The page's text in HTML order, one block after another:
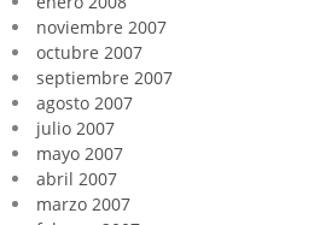
noviembre 2007
octubre 2007
septiembre 2007
agosto 2007
julio 2007
mayo 2007
abril 2007
marzo 2007